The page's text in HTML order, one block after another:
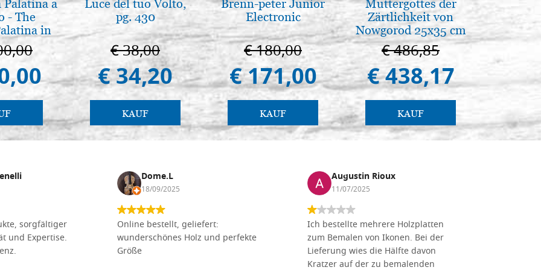
Palatina a
- The
in
Luce del tuo Volto,
pg. 430
€ 38,00
€ 34,20
KAUF
Brenn-peter Junior
Electronic
€ 180,00
€ 171,00
KAUF
Muttergottes der
Zärtlichkeit von
Nowgorod 25x35 cm
€ 486,85
€ 438,17
KAUF
Ikone,
€
sorgfältiger
und Expertise.
Dome.L
18/09/2025
Online bestellt, geliefert:
wunderschönes Holz und perfekte
Größe
Augustin Rioux
11/07/2025
Ich bestellte mehrere Holzplatten
zum Bemalen von Ikonen. Bei der
Lieferung wies die Hälfte davon
Kratzer auf der zu bemalenden